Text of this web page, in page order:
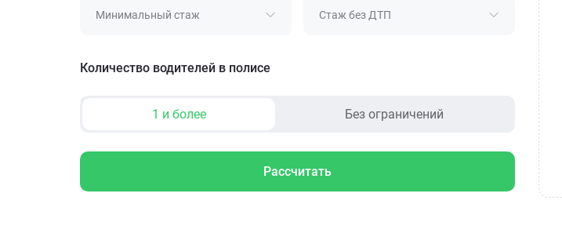
Минимальный стаж Стаж без ДТП
Количество водителей в полисе
1 и более Без ограничений
Рассчитать